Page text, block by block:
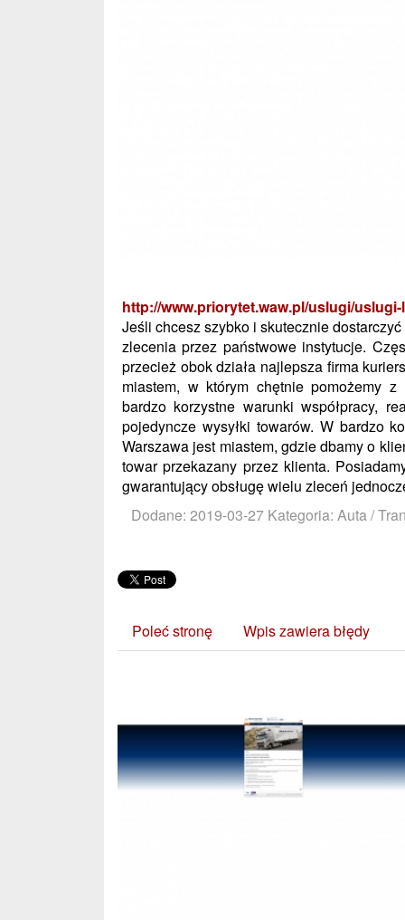
http://www.priorytet.waw.pl/uslugi/
Jeśli chcesz szybko i skutecznie
zlecenia przez państwowe instytucje.
przecież obok działa najlepsza firma
miastem, w którym chętnie pomożemy
bardzo korzystne warunki współpracy,
pojedyncze wysyłki towarów. W bardzo
Warszawa jest miastem, gdzie dbamy o
towar przekazany przez klienta.
gwarantujący obsługę wielu zleceń
Dodane: 2019-03-27 Kategoria: Auta /
Poleć stronę Wpis zawiera błędy